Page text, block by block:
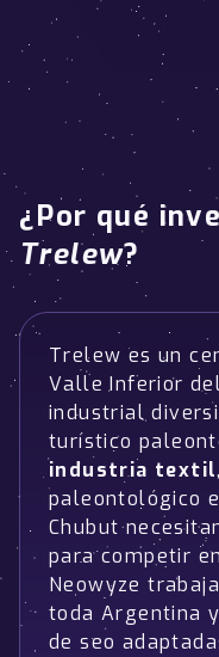
¿Por qué
Trelew?
Trelew es un
Valle Inferior
industrial
turístico
industria textil,
paleontológico
Chubut
para competir
Neowyze
toda Argentina
de seo